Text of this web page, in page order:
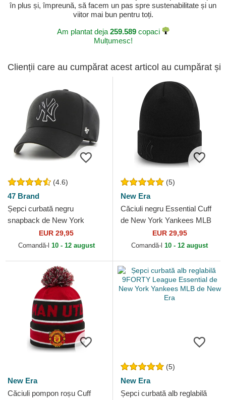
în plus și, împreună, să facem un pas spre sustenabilitate și un
viitor mai bun pentru toți.
Am plantat deja 259.589copaci
Mulțumesc!
Clienții care au cumpărat acest articol au cumpărat și
(4.6)
47 Brand
Șepci curbată negru
snapback de New York
Yankees MLB de 47 Brand
EUR 29,95
Comandă-l 10 - 12 august
(5)
New Era
Căciuli negru Essential Cuff
de New York Yankees MLB
de New EraEUR 29,95
Comandă-l 10 - 12 august
New Era
Căciuli pompon roșu Cuff
(5)
New Era
Șepci curbată alb reglabilă